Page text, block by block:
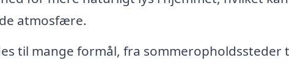
atmosfære.
til mange formål, fra sommeropholdssteder